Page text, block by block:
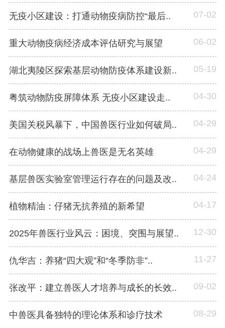
无疫小区建设：打通动物疫病防控“最后.. 07-02
重大动物疫病经济成本评估研究与展望 06-02
湖北夷陵区探索基层动物防疫体系建设新.. 05-19
粤筑动物防疫屏障体系 无疫小区建设走.. 04-30
美国关税风暴下，中国兽医行业如何破局.. 04-29
在动物健康的战场上兽医是无名英雄 04-29
基层兽医实验室管理运行存在的问题及改.. 04-24
植物精油：仔猪无抗养殖的新希望 04-17
2025年兽医行业风云：困境、突围与展望.. 12-30
仇华吉：养猪“四大观”和“冬季防非”.. 11-27
张改平：建立兽医人才培养与成长的长效.. 09-02
中兽医具备独特的理论体系和诊疗技术 08-29